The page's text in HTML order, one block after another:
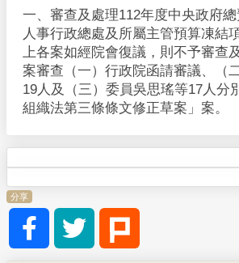
i
d
e
一、審查及處理112年度中央政府
人事行政總處及所屬主管預算凍結
上各案如經院會復議，則不予審查
案審查（一）行政院函請審議、（
19人及（三）委員吳思瑤等17人分
組織法第三條條文修正草案」案。
分享